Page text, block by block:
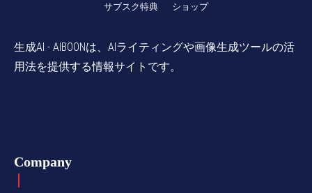
サブスク特典
ショップ
生成AI - AIBOONは、AIライティングや画像生成ツールの活
用法を提供する情報サイトです。
Company